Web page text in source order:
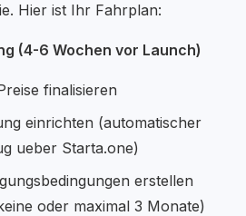
Hier ist Ihr Fahrplan:
(4-6 Wochen vor Launch)
finalisieren
einrichten (automatischer
ueber Starta.one)
erstellen
oder maximal 3 Monate)